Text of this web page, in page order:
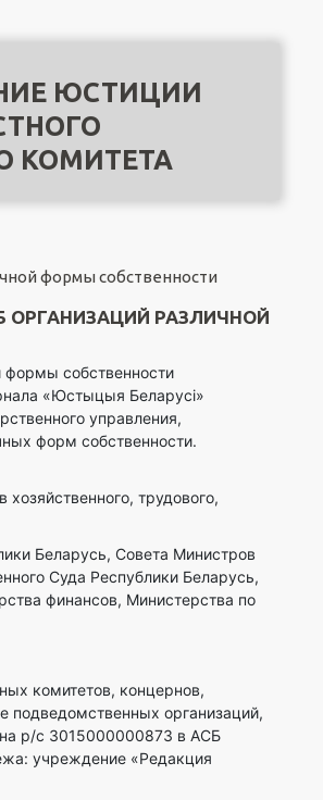
ЮСТИЦИИ
КОМИТЕТА
формы собственности
РАЗЛИЧНОЙ
формы собственности
«Юстыцыя Беларусi»
управления,
форм собственности.
трудового,
Беларусь, Совета Министров
Суда Республики Беларусь,
финансов, Министерства по
комитетов, концернов,
подведомственных организаций,
на р/с 3015000000873 в АСБ
учреждение «Редакция